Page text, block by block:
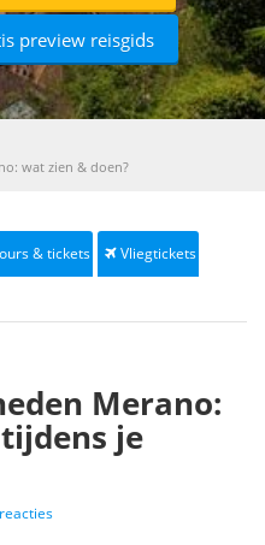
preview reisgids
wat zien & doen?
& tickets Vliegtickets
Merano:
je